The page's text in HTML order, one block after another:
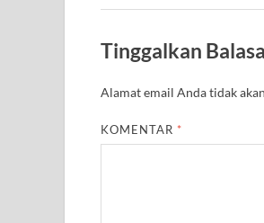
Tinggalkan
Alamat email Anda tidak
KOMENTAR *